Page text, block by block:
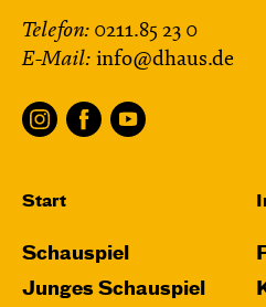
Telefon: 0211.85 23 0
E-Mail: info@dhaus.de
Start
Schauspiel
Junges Schauspiel